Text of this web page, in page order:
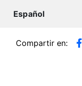
Compartir en: